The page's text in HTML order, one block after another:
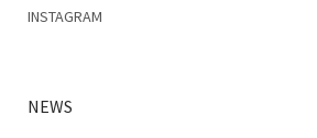
INSTAGRAM
NEWS